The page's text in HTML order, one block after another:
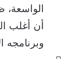
الواسعة،
أن أغلب
وبرنامجه